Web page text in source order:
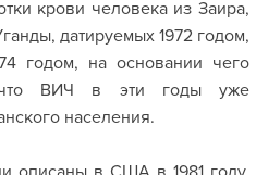
крови человека из Заира,
датируемых 1972 годом,
годом, на основании чего
что ВИЧ в эти годы уже
населения.